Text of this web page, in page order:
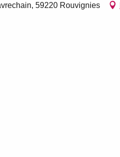
59220 Rouvignies